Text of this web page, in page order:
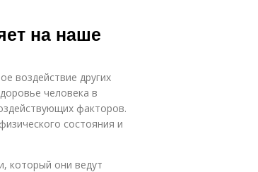
на наше
воздействие других
человека в
факторов.
состояния и
который они ведут